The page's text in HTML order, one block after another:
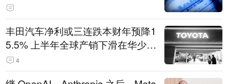
丰田汽车净利或三连跌本财年预降1
5.5% 上半年全球产销下滑在华少卖
14.3万辆
4